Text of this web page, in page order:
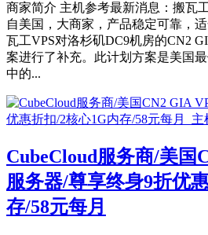
商家简介 主机参考最新消息：搬瓦
自美国，大商家，产品稳定可靠，
瓦工VPS对洛杉矶DC9机房的CN2
案进行了补充。此计划方案是美国
中的...
CubeCloud服务商/美国
服务器/尊享终身9折优
存/58元每月